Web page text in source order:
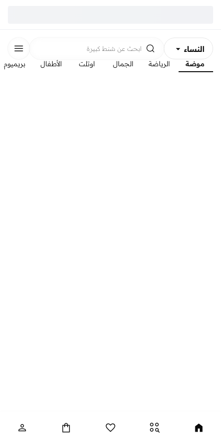
النساء
الرجال
ابحث عن شنط كبيرة
موضة الرياضة الجمال اوتلت الأطفال بريميوم